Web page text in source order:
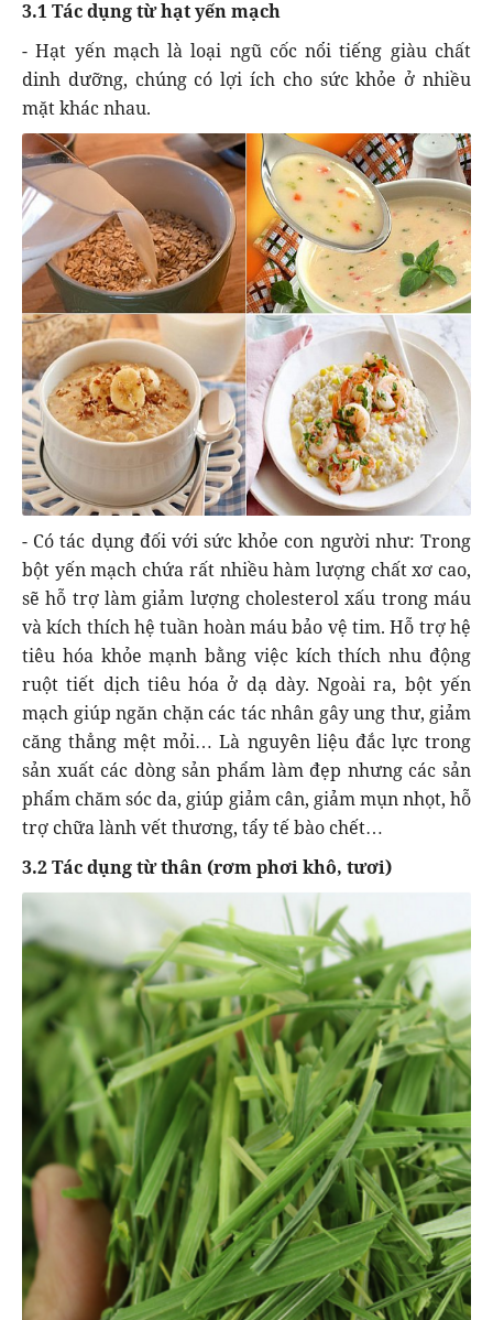
3.1 Tác dụng từ hạt yến mạch
- Hạt yến mạch là loại ngũ cốc nổi tiếng giàu chất
dinh dưỡng, chúng có lợi ích cho sức khỏe ở nhiều
mặt khác nhau.
- Có tác dụng đối với sức khỏe con người như: Trong
bột yến mạch chứa rất nhiều hàm lượng chất xơ cao,
sẽ hỗ trợ làm giảm lượng cholesterol xấu trong máu
và kích thích hệ tuần hoàn máu bảo vệ tim. Hỗ trợ hệ
tiêu hóa khỏe mạnh bằng việc kích thích nhu động
ruột tiết dịch tiêu hóa ở dạ dày. Ngoài ra, bột yến
mạch giúp ngăn chặn các tác nhân gây ung thư, giảm
căng thẳng mệt mỏi… Là nguyên liệu đắc lực trong
sản xuất các dòng sản phẩm làm đẹp nhưng các sản
phẩm chăm sóc da, giúp giảm cân, giảm mụn nhọt, hỗ
trợ chữa lành vết thương, tẩy tế bào chết…
3.2 Tác dụng từ thân (rơm phơi khô, tươi)